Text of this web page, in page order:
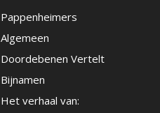
Pappenheimers
Algemeen
Doordebenen Vertelt
Bijnamen
Het verhaal van: